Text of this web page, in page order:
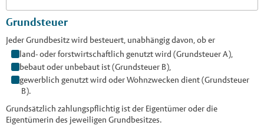
Grundsteuer
Jeder Grundbesitz wird besteuert, unabhängig davon, ob er
land- oder forstwirtschaftlich genutzt wird (Grundsteuer A),
bebaut oder unbebaut ist (Grundsteuer B),
gewerblich genutzt wird oder Wohnzwecken dient (Grundsteuer
B).
Grundsätzlich zahlungspflichtig ist der Eigentümer oder die
Eigentümerin des jeweiligen Grundbesitzes.